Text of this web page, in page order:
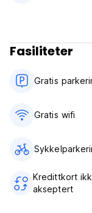
Fasiliteter
Gratis
Gratis wifi‎
Kredittkort
akseptert